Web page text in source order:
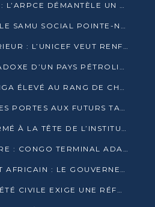
FRAUDE À LA SIMBOX : L’ARPCE DÉMANTÈLE UN RÉSEAU UTILISANT DES CARTES SIM OUGANDAISES
CONGO TERMINAL ET LE SAMU SOCIAL POINTE-NOIRE RENOUVELLENT LEUR PARTENARIAT EN FAVEUR DES JEUNES VULNÉRABLES
ENSEIGNEMENT SUPÉRIEUR : L’UNICEF VEUT RENFORCER LA RECHERCHE SUR LES QUESTIONS DE L’ENFANCE
CARBURANT : LE PARADOXE D’UN PAYS PÉTROLIER CONFRONTÉ À DES PÉNURIES RÉCURRENTES
MAIXENT RAOUL OMINGA ÉLEVÉ AU RANG DE CHEVALIER DE L’ORDRE DE L’AMITIÉ ENTRE LA RUSSIE ET LE CONGO
AGL CONGO OUVRE SES PORTES AUX FUTURS TALENTS DE LA LOGISTIQUE
ÉTIENNE PAKA CONFIRMÉ À LA TÊTE DE L’INSTITUT GÉOGRAPHIQUE NATIONAL
PORT DE POINTE-NOIRE : CONGO TERMINAL ADAPTE SON DRAGAGE AUX SABLES BITUMINEUX
JOURNÉE DE L’ENFANT AFRICAIN : LE GOUVERNEMENT RÉAFFIRME SON ENGAGEMENT POUR L’ACCÈS À L’EAU ET À L’ASSAINISSEMENT
FMI–CONGO : LA SOCIÉTÉ CIVILE EXIGE UNE RÉFORME DE LA FISCALITÉ PÉTROLIÈRE